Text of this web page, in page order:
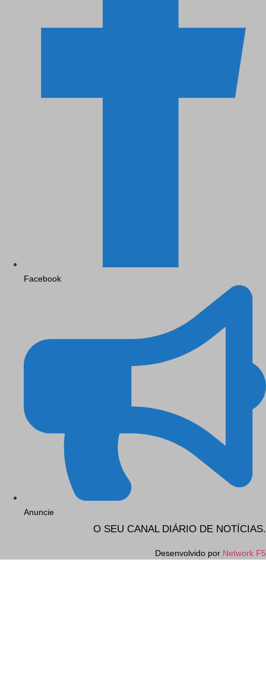
Facebook
Anuncie
O SEU CANAL DIÁRIO DE NOTÍCIAS.
Desenvolvido por Network F5